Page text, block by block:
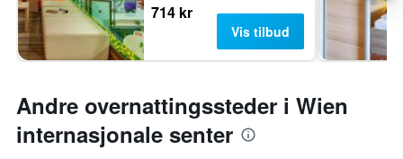
714 kr
Vis tilbud
Andre overnattingssteder i Wien
internasjonale senter